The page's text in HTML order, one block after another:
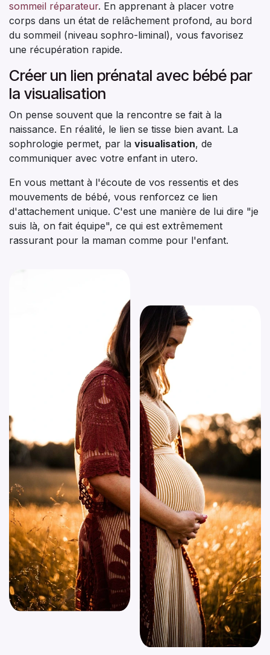
sommeil réparateur. En apprenant à placer votre
corps dans un état de relâchement profond, au bord
du sommeil (niveau sophro-liminal), vous favorisez
une récupération rapide.
Créer un lien prénatal avec bébé par
la visualisation
On pense souvent que la rencontre se fait à la
naissance. En réalité, le lien se tisse bien avant. La
sophrologie permet, par la visualisation, de
communiquer avec votre enfant in utero.
En vous mettant à l'écoute de vos ressentis et des
mouvements de bébé, vous renforcez ce lien
d'attachement unique. C'est une manière de lui dire "je
suis là, on fait équipe", ce qui est extrêmement
rassurant pour la maman comme pour l'enfant.